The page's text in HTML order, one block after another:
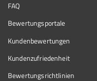
FAQ
Bewertungsportale
Kundenbewertungen
Kundenzufriedenheit
Bewertungs­richtlinien